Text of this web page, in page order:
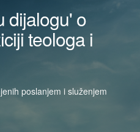
dijalogu' o
teologa i
poslanjem i služenjem